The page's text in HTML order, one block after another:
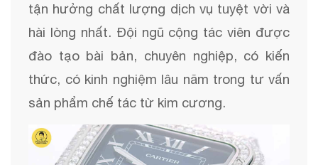
tận hưởng chất lượng dịch vụ tuyệt vời và
hài lòng nhất. Đội ngũ cộng tác viên được
đào tạo bài bản, chuyên nghiệp, có kiến
thức, có kinh nghiệm lâu năm trong tư vấn
sản phẩm chế tác từ kim cương.